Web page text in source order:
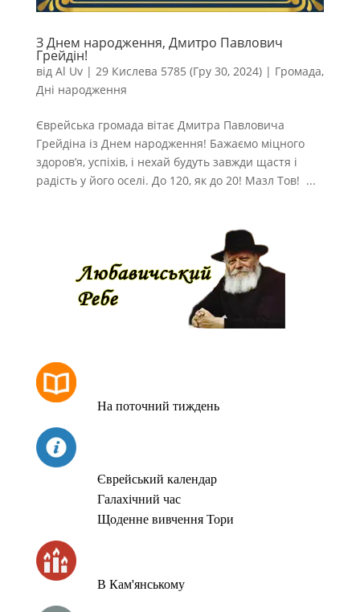
З Днем народження, Дмитро Павлович
Грейдін!
від Al Uv| 29 Кислева 5785 (Гру 30, 2024)| Громада,
Дні народження
Єврейська громада вітає Дмитра Павловича
Грейдіна із Днем народження! Бажаємо міцного
здоров’я, успіхів, і нехай будуть завжди щастя і
радість у його оселі. До 120, як до 20! Мазл Тов! ...
На поточний тиждень
Єврейський календар
Галахічний час
Щоденне вивчення Тори
В Кам'янському